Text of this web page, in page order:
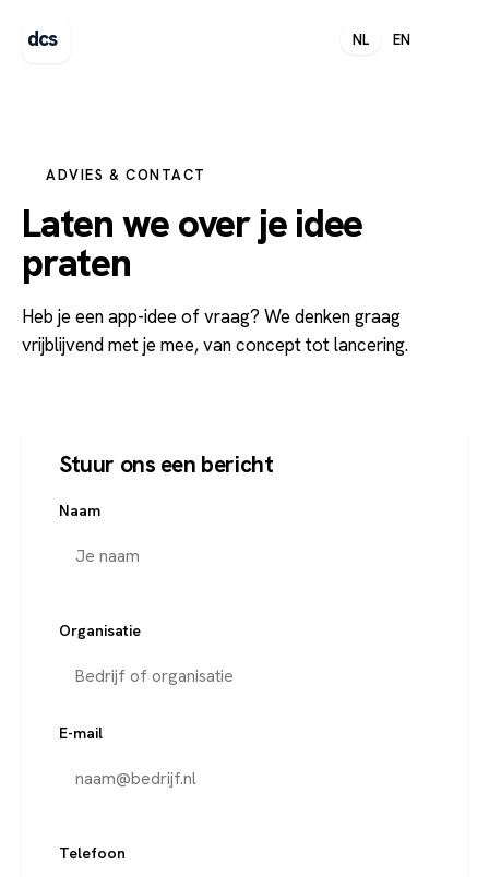
dcs NL EN
ADVIES & CONTACT
Laten we over je idee
praten
Heb je een app-idee of vraag? We denken graag
vrijblijvend met je mee, van concept tot lancering.
Stuur ons een bericht
Naam
Organisatie
E-mail
Telefoon